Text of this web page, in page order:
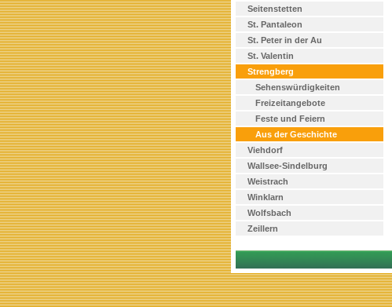
Seitenstetten
St. Pantaleon
St. Peter in der Au
St. Valentin
Strengberg
Sehenswürdigkeiten
Freizeitangebote
Feste und Feiern
Aus der Geschichte
Viehdorf
Wallsee-Sindelburg
Weistrach
Winklarn
Wolfsbach
Zeillern